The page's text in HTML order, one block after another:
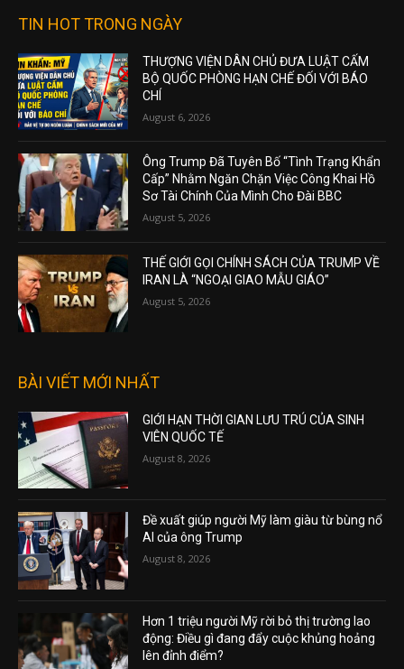
TIN HOT TRONG NGÀY
THƯỢNG VIỆN DÂN CHỦ ĐƯA LUẬT CẤM
BỘ QUỐC PHÒNG HẠN CHẾ ĐỐI VỚI BÁO
CHÍ
August 6, 2026
Ông Trump Đã Tuyên Bố “Tình Trạng Khẩn
Cấp” Nhằm Ngăn Chặn Việc Công Khai Hồ
Sơ Tài Chính Của Mình Cho Đài BBC
August 5, 2026
THẾ GIỚI GỌI CHÍNH SÁCH CỦA TRUMP VỀ
IRAN LÀ “NGOẠI GIAO MẪU GIÁO”
August 5, 2026
BÀI VIẾT MỚI NHẤT
GIỚI HẠN THỜI GIAN LƯU TRÚ CỦA SINH
VIÊN QUỐC TẾ
August 8, 2026
Đề xuất giúp người Mỹ làm giàu từ bùng nổ
AI của ông Trump
August 8, 2026
Hơn 1 triệu người Mỹ rời bỏ thị trường lao
động: Điều gì đang đẩy cuộc khủng hoảng
lên đỉnh điểm?